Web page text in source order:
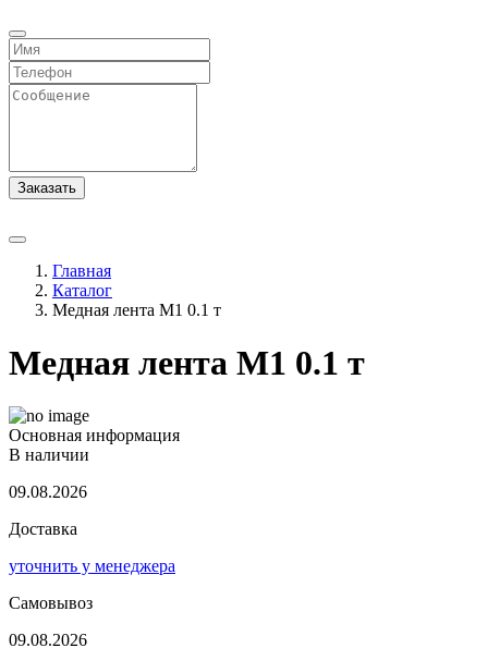
Заказать
Главная
Каталог
Медная лента М1 0.1 т
Медная лента М1 0.1 т
Основная информация
В наличии
09.08.2026
Доставка
уточнить у менеджера
Самовывоз
09.08.2026